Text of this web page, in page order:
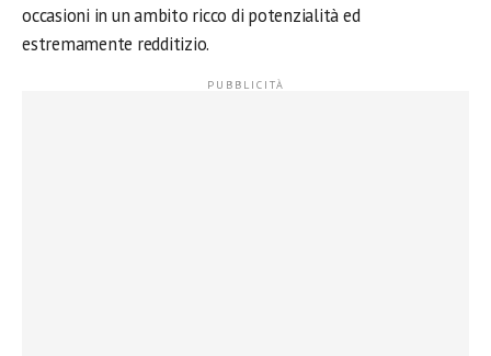
occasioni in un ambito ricco di potenzialità ed
estremamente redditizio.